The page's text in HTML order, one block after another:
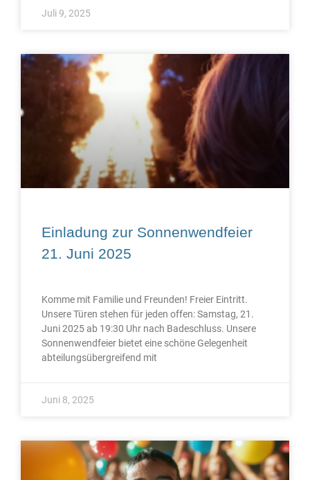
Juli 9, 2025
Einladung zur Sonnenwendfeier
21. Juni 2025
Komme mit Familie und Freunden! Freier Eintritt.
Unsere Türen stehen für jeden offen: Samstag, 21.
Juni 2025 ab 19:30 Uhr nach Badeschluss. Unsere
Sonnenwendfeier bietet eine schöne Gelegenheit
abteilungsübergreifend mit
Juni 8, 2025